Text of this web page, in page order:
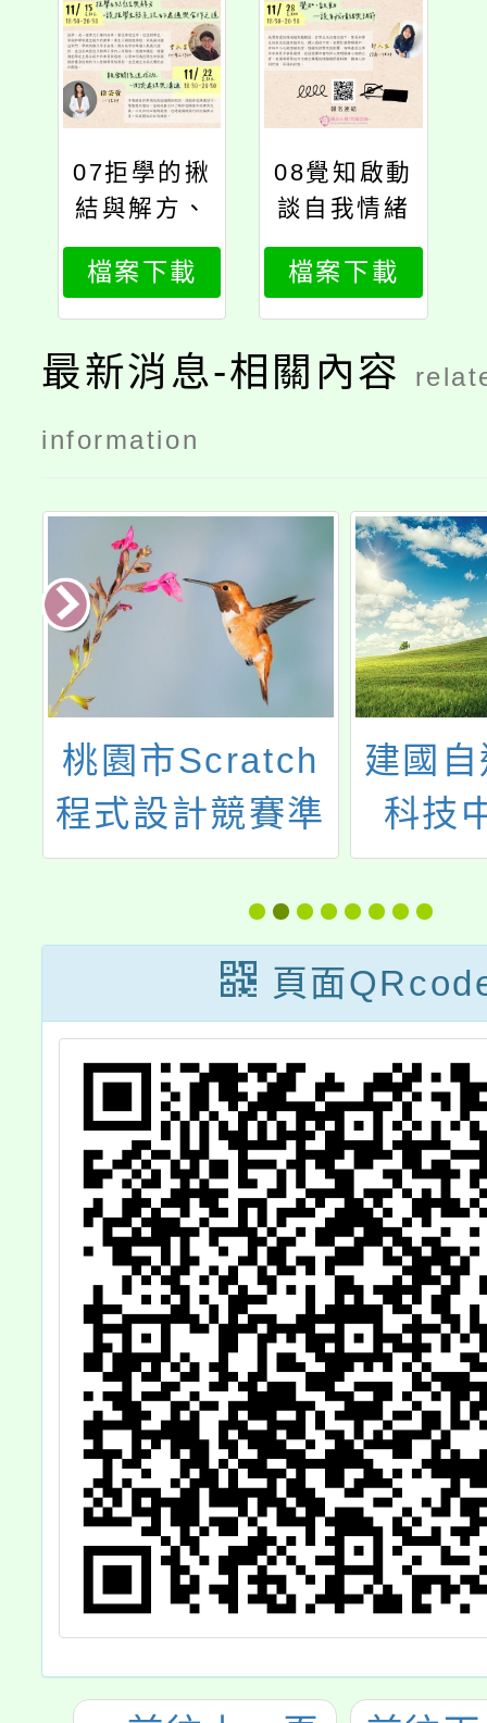
07拒學的揪
結與解方、
親密關係速
成班
檔案下載
08覺知啟動
談自我情緒
與調節
檔案下載
最新消息-相關內容
information
桃園市Scratch
程式設計競賽準
備經驗分享
建國
科技
114學
份教
頁面